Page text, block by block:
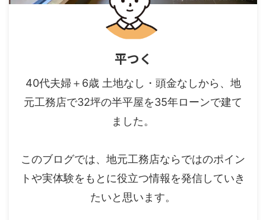
平つく
40代夫婦＋6歳 土地なし・頭金なしから、地
元工務店で32坪の半平屋を35年ローンで建て
ました。
このブログでは、地元工務店ならではのポイン
トや実体験をもとに役立つ情報を発信していき
たいと思います。